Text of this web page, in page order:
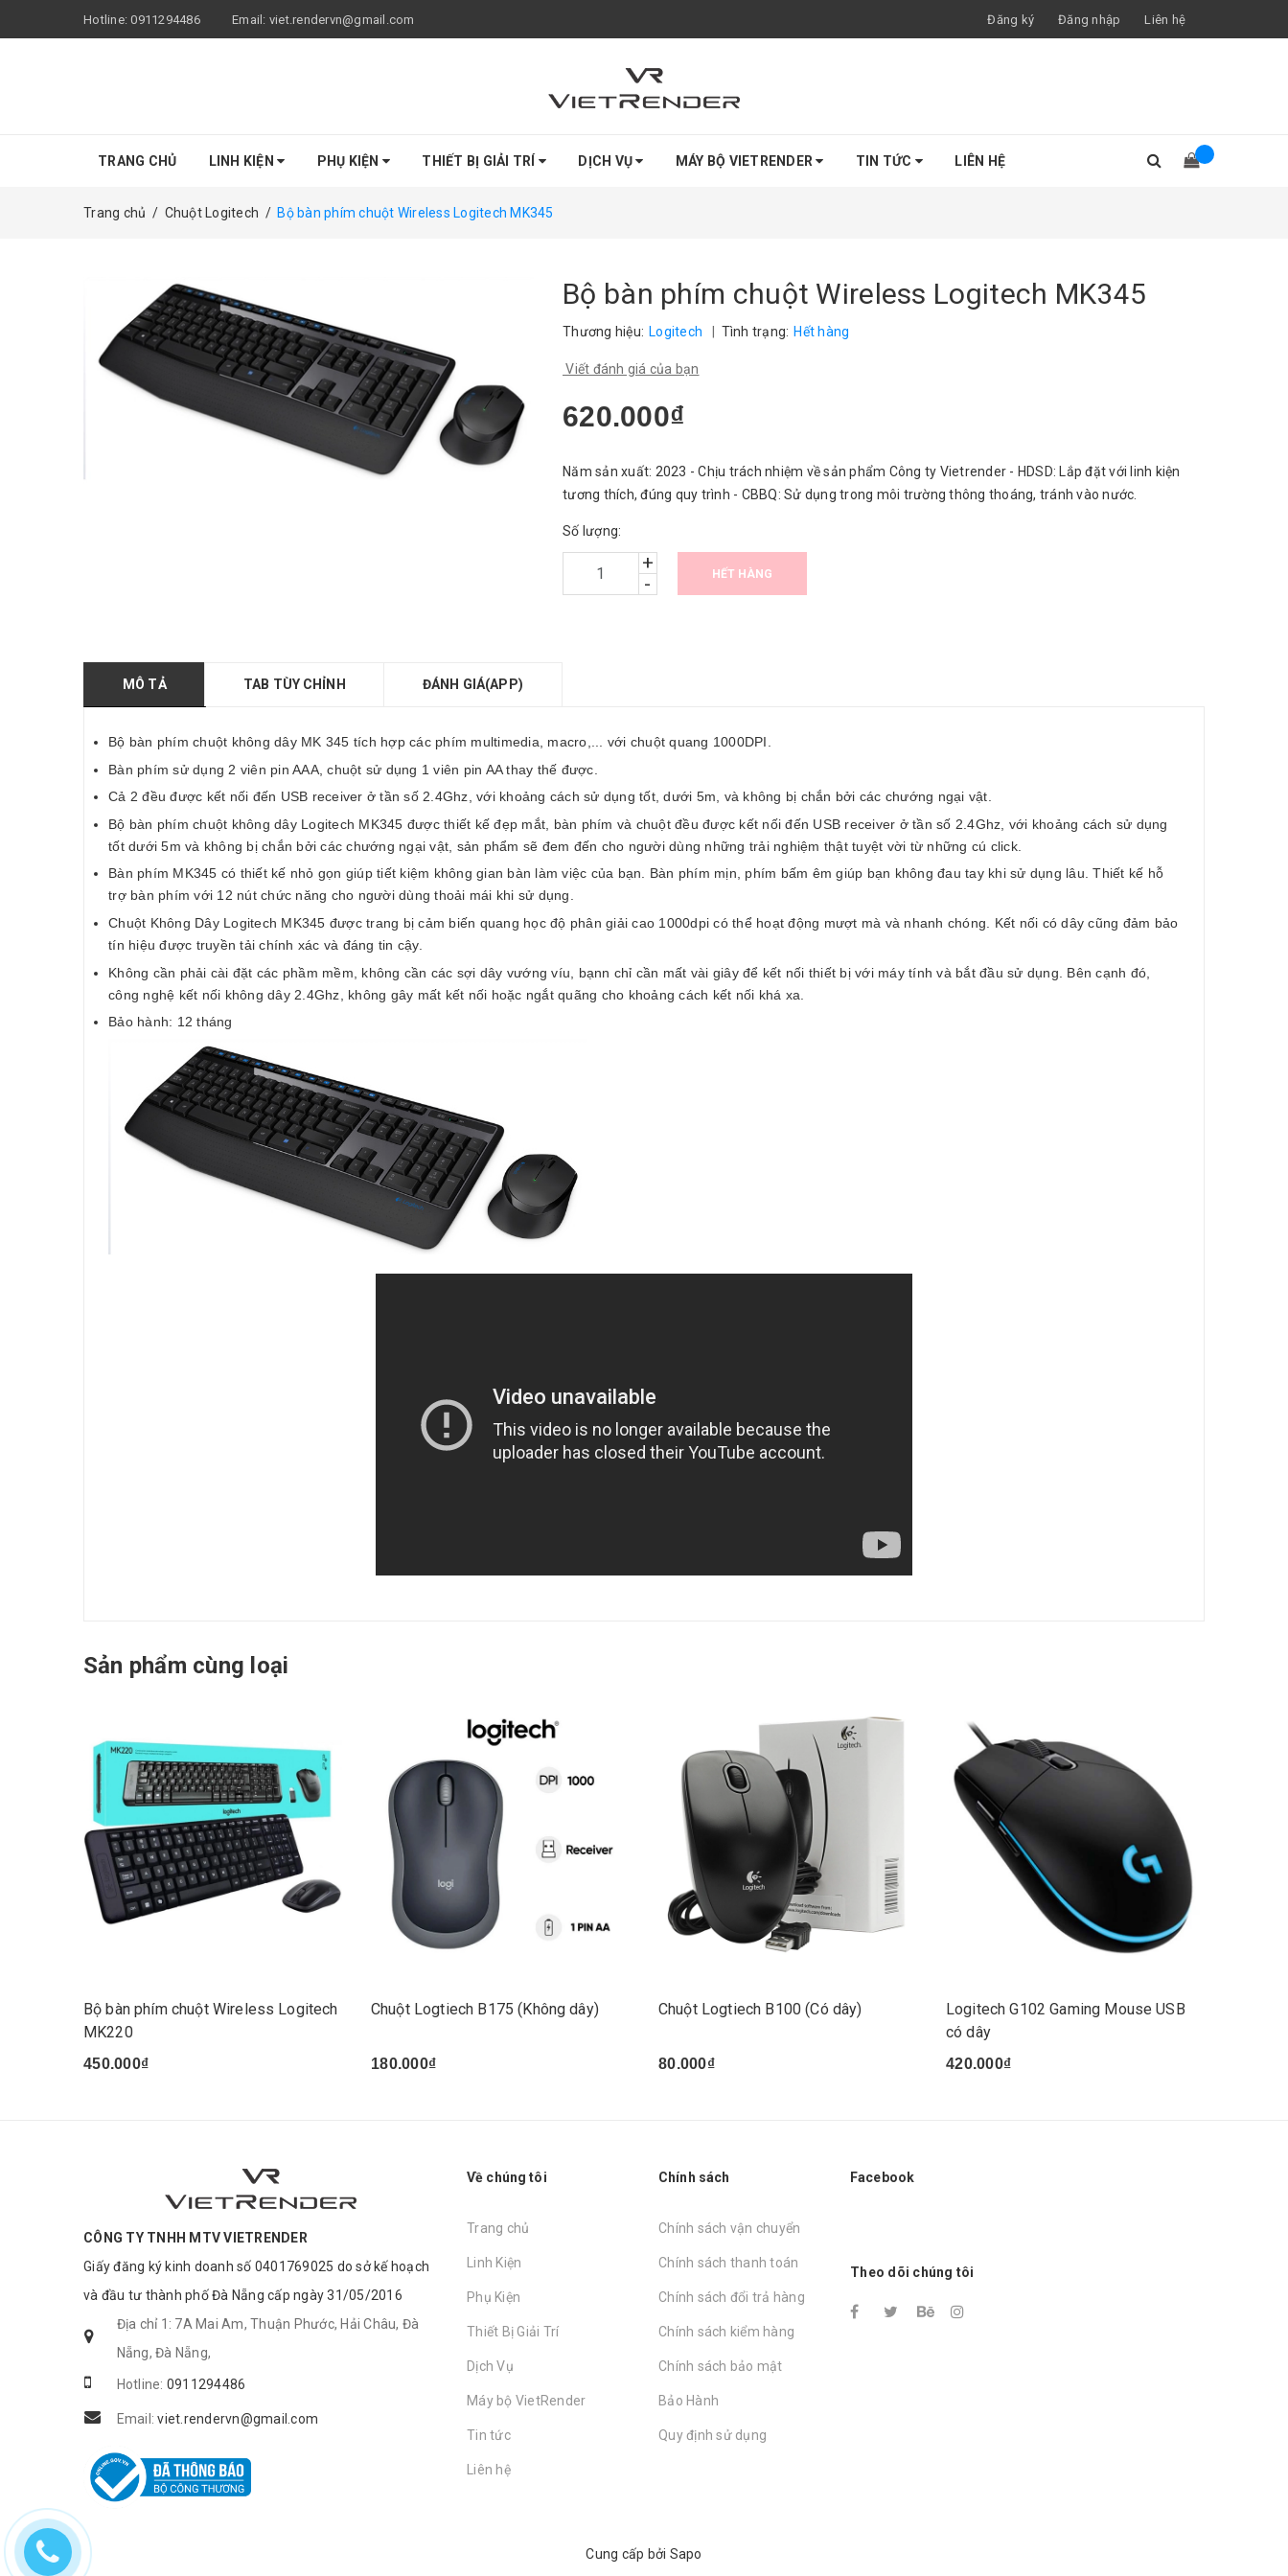
Hotline:0911294486 Email: viet.rendervn@gmail.com Đăng ký Đăng nhập Liên hệ
TRANG CHỦ LINH KIỆN PHỤ KIỆN THIẾT BỊ GIẢI TRÍ DỊCH VỤ MÁY BỘ VIETRENDER TIN TỨC LIÊN HỆ
Trang chủ / Chuột Logitech / Bộ bàn phím chuột Wireless Logitech MK345
Bộ bàn phím chuột Wireless Logitech MK345
Thương hiệu: Logitech Tình trạng: Hết hàng
Viết đánh giá của bạn
620.000₫
Năm sản xuất: 2023 - Chịu trách nhiệm về sản phẩm Công ty Vietrender - HDSD: Lắp đặt với linh kiện
tương thích, đúng quy trình - CBBQ: Sử dụng trong môi trường thông thoáng, tránh vào nước.
Số lượng:
+
-
HẾT HÀNG
MÔ TẢ TAB TÙY CHỈNH ĐÁNH GIÁ(APP)
Bộ bàn phím chuột không dây MK 345 tích hợp các phím multimedia, macro,... với chuột quang 1000DPI.
Bàn phím sử dụng 2 viên pin AAA, chuột sử dụng 1 viên pin AA thay thế được.
Cả 2 đều được kết nối đến USB receiver ở tần số 2.4Ghz, với khoảng cách sử dụng tốt, dưới 5m, và không bị chắn bởi các chướng ngại vật.
Bộ bàn phím chuột không dây Logitech MK345 được thiết kế đẹp mắt, bàn phím và chuột đều được kết nối đến USB receiver ở tần số 2.4Ghz, với khoảng cách sử dụng
tốt dưới 5m và không bị chắn bởi các chướng ngại vật, sản phẩm sẽ đem đến cho người dùng những trải nghiệm thật tuyệt vời từ những cú click.
Bàn phím MK345 có thiết kế nhỏ gọn giúp tiết kiệm không gian bàn làm việc của bạn. Bàn phím mịn, phím bấm êm giúp bạn không đau tay khi sử dụng lâu. Thiết kế hỗ
trợ bàn phím với 12 nút chức năng cho người dùng thoải mái khi sử dụng.
Chuột Không Dây Logitech MK345 được trang bị cảm biến quang học độ phân giải cao 1000dpi có thể hoạt động mượt mà và nhanh chóng. Kết nối có dây cũng đảm bảo
tín hiệu được truyền tải chính xác và đáng tin cậy.
Không cần phải cài đặt các phầm mềm, không cần các sợi dây vướng víu, bạnn chỉ cần mất vài giây để kết nối thiết bị với máy tính và bắt đầu sử dụng. Bên cạnh đó,
công nghệ kết nối không dây 2.4Ghz, không gây mất kết nối hoặc ngắt quãng cho khoảng cách kết nối khá xa.
Bảo hành: 12 tháng
Sản phẩm cùng loại
Bộ bàn phím chuột Wireless Logitech
MK220
450.000₫
Chuột Logtiech B175 (Không dây)
180.000₫
Chuột Logtiech B100 (Có dây)
80.000₫
Logitech G102 Gaming Mouse USB
có dây
420.000₫
CÔNG TY TNHH MTV VIETRENDER
Giấy đăng ký kinh doanh số 0401769025 do sở kế hoạch
và đầu tư thành phố Đà Nẵng cấp ngày 31/05/2016
Địa chỉ 1: 7A Mai Am, Thuận Phước, Hải Châu, Đà
Nẵng, Đà Nẵng,
Hotline: 0911294486
Email:viet.rendervn@gmail.com
Về chúng tôi
Trang chủ
Linh Kiện
Phụ Kiện
Thiết Bị Giải Trí
Dịch Vụ
Máy bộ VietRender
Tin tức
Liên hệ
Chính sách
Chính sách vận chuyển
Chính sách thanh toán
Chính sách đổi trả hàng
Chính sách kiểm hàng
Chính sách bảo mật
Bảo Hành
Quy định sử dụng
Facebook
Theo dõi chúng tôi
Cung cấp bởi Sapo